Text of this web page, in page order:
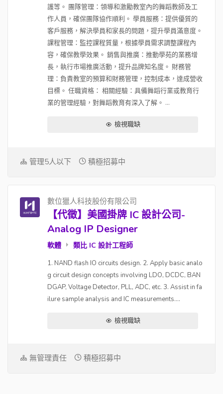
護等。 團隊管理：領導和激勵教室內的舞蹈教師及工
作人員，確保團隊協作順利。 學員服務：提供優質的
客戶服務，解決學員和家長的問題，提升學員滿意度。
課程管理：監控課程質量，根據學員需求調整課程內
容，確保教學效果。 銷售與推廣：推動學苑的業務增
長，執行市場推廣活動，提升品牌知名度。 財務管
理：負責教室的預算和財務管理，控制成本，達成營收
目標。 任職資格： 相關經驗：具備舞蹈行業或教育行
業的管理經驗，對舞蹈教育有深入了解。 ...
檢視職缺
管理5人以下 積極招募中
數位獵人科技股份有限公司
【代徵】美國掛牌 IC 設計公司-
Analog IP Designer
軟體 類比 IC 設計工程師
1. NAND flash IO circuits design. 2. Apply basic analo
g circuit design concepts involving LDO, DCDC, BAN
DGAP, Voltage Detector, PLL, ADC, etc. 3. Assist in fa
ilure sample analysis and IC measurements....
檢視職缺
無管理責任 積極招募中